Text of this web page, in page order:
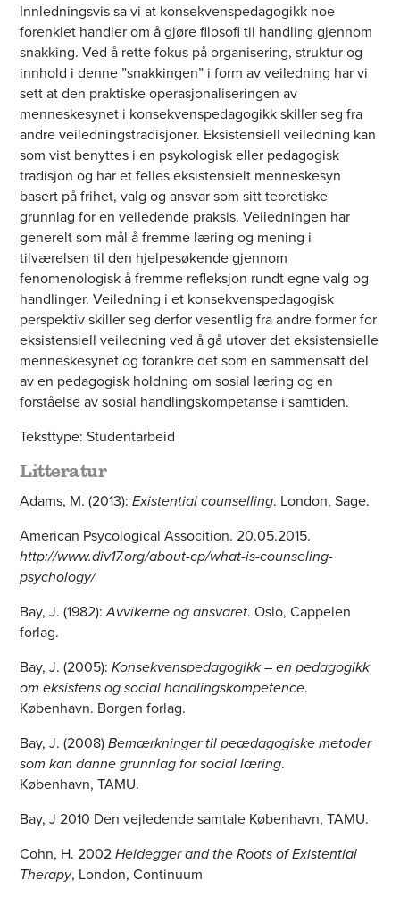
Innledningsvis sa vi at konsekvenspedagogikk noe
forenklet handler om å gjøre filosofi til handling gjennom
snakking. Ved å rette fokus på organisering, struktur og
innhold i denne ”snakkingen” i form av veiledning har vi
sett at den praktiske operasjonaliseringen av
menneskesynet i konsekvenspedagogikk skiller seg fra
andre veiledningstradisjoner. Eksistensiell veiledning kan
som vist benyttes i en psykologisk eller pedagogisk
tradisjon og har et felles eksistensielt menneskesyn
basert på frihet, valg og ansvar som sitt teoretiske
grunnlag for en veiledende praksis. Veiledningen har
generelt som mål å fremme læring og mening i
tilværelsen til den hjelpesøkende gjennom
fenomenologisk å fremme refleksjon rundt egne valg og
handlinger. Veiledning i et konsekvenspedagogisk
perspektiv skiller seg derfor vesentlig fra andre former for
eksistensiell veiledning ved å gå utover det eksistensielle
menneskesynet og forankre det som en sammensatt del
av en pedagogisk holdning om sosial læring og en
forståelse av sosial handlingskompetanse i samtiden.
Teksttype: Studentarbeid
Litteratur
Adams, M. (2013):Existential counselling. London, Sage.
American Psycological Assocition. 20.05.2015.
http://www.div17.org/about-cp/what-is-counseling-
psychology/
Bay, J. (1982):Avvikerne og ansvaret. Oslo, Cappelen
forlag.
Bay, J. (2005):Konsekvenspedagogikk – en pedagogikk
om eksistens og social handlingskompetence.
København. Borgen forlag.
Bay, J. (2008)Bemærkninger til peædagogiske metoder
som kan danne grunnlag for social læring.
København, TAMU.
Bay, J 2010 Den vejledende samtale København, TAMU.
Cohn, H. 2002Heidegger and the Roots of Existential
Therapy, London, Continuum